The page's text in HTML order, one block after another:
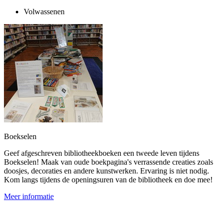
Volwassenen
Boekselen
Geef afgeschreven bibliotheekboeken een tweede leven tijdens
Boekselen! Maak van oude boekpagina's verrassende creaties zoals
doosjes, decoraties en andere kunstwerken. Ervaring is niet nodig.
Kom langs tijdens de openingsuren van de bibliotheek en doe mee!
Meer informatie